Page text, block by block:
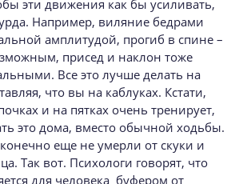
эти движения как бы усиливать,
Например, виляние бедрами
амплитудой, прогиб в спине –
присед и наклон тоже
Все это лучше делать на
что вы на каблуках. Кстати,
и на пятках очень тренирует,
это дома, вместо обычной ходьбы.
еще не умерли от скуки и
Так вот. Психологи говорят, что
для человека буфером от